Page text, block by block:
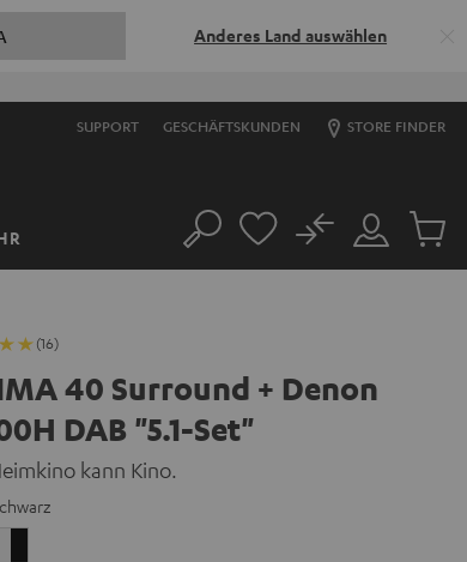
Anderes Land auswählen
SUPPORT GESCHÄFTSKUNDEN STORE FINDER
Suche
Mein
Konto
No
Artikel
(16)
40 Surround + Denon
DAB "5.1-Set"
kann Kino.